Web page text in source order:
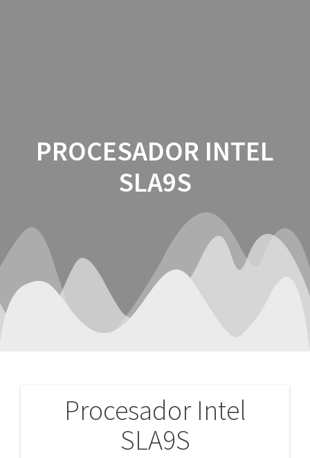
PROCESADOR INTEL
SLA9S
Procesador Intel
SLA9S
Navegación